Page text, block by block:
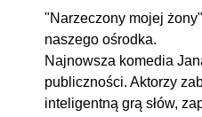
"Narzeczony mojej
naszego ośrodka.
Najnowsza komedia
publiczności. Aktorzy
inteligentną grą słów,